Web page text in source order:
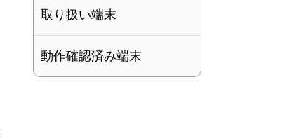
取り扱い端末
動作確認済み端末